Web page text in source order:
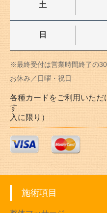
土
日
※最終受付は営業時間終了の
お休み／日曜・祝日
各種カードをご利用いただ
す (プリペ
入に限り）
施術項目